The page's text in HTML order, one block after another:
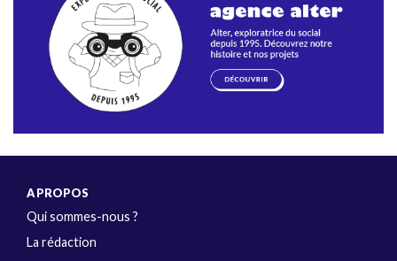
A PROPOS
Qui sommes-nous ?
La rédaction